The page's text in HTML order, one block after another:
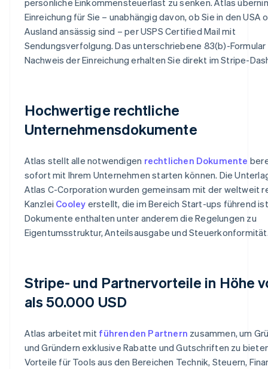
Einreichung für Sie – unabhängig davon, ob Sie in den USA
Ausland ansässig sind – per USPS Certified Mail mit
Sendungsverfolgung. Das unterschriebene 83(b)-Formular
Nachweis der Einreichung erhalten Sie direkt im Stripe-
Hochwertige rechtliche
Unternehmensdokumente
Atlas stellt alle notwendigen rechtlichen Dokumente
sofort mit Ihrem Unternehmen starten können. Die
Atlas C-Corporation wurden gemeinsam mit der weltweit
Kanzlei Cooley erstellt, die im Bereich Start-ups führend
Dokumente enthalten unter anderem die Regelungen zu
Eigentumsstruktur, Anteilsausgabe und
Stripe- und Partnervorteile in Höhe
als 50.000 USD
Atlas arbeitet mit führenden Partnern zusammen, um
und Gründern exklusive Rabatte und Gutschriften zu
Vorteile für Tools aus den Bereichen Technik, Steuern,